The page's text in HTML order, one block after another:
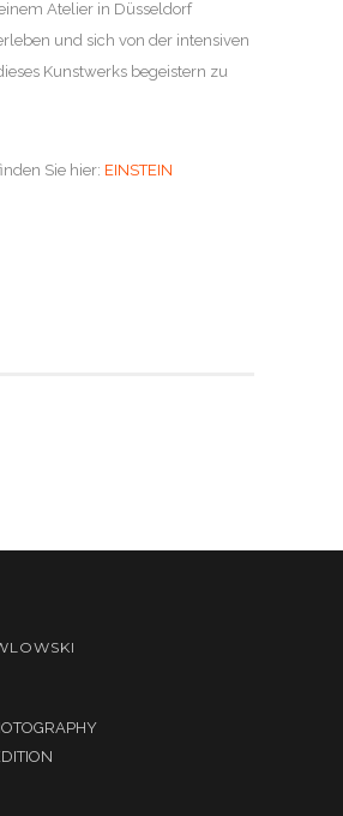
Atelier in Düsseldorf
und sich von der intensiven
Kunstwerks begeistern zu
Sie hier: EINSTEIN